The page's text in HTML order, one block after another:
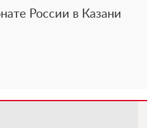
России в Казани